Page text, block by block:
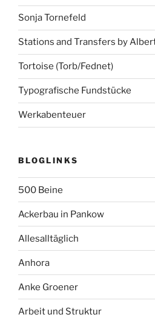
Sonja Tornefeld
Stations and Transfers by
Tortoise (Torb/Fednet)
Typografische Fundstücke
Werkabenteuer
BLOGLINKS
500 Beine
Ackerbau in Pankow
Allesalltäglich
Anhora
Anke Groener
Arbeit und Struktur